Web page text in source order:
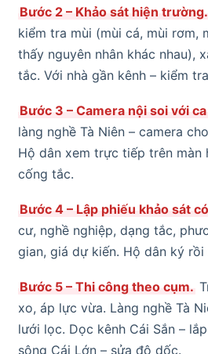
Bước 2 – Khảo sát hiện trường.
kiểm tra mùi (mùi cá, mùi rơm,
thấy nguyên nhân khác nhau),
tắc. Với nhà gần kênh – kiểm
Bước 3 – Camera nội soi với
làng nghề Tà Niên – camera
Hộ dân xem trực tiếp trên màn
cống tắc.
Bước 4 – Lập phiếu khảo sát
cư, nghề nghiệp, dạng tắc,
gian, giá dự kiến. Hộ dân ký rồi
Bước 5 – Thi công theo cụm.
xo, áp lực vừa. Làng nghề Tà
lưới lọc. Dọc kênh Cái Sắn –
sông Cái Lớn – sửa độ dốc.